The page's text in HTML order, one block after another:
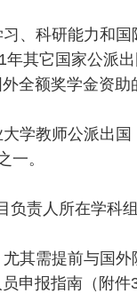
、科研能力和
年其它国家公派
全额奖学金资
学教师公派出
一。
负责人所在学科
其需提前与国
申报指南（附件